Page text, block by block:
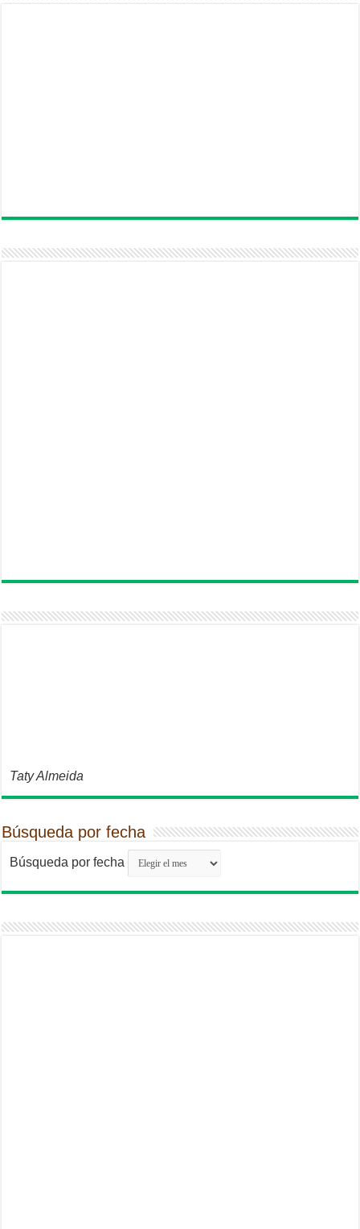
Taty Almeida
Búsqueda por fecha
Búsqueda por fecha